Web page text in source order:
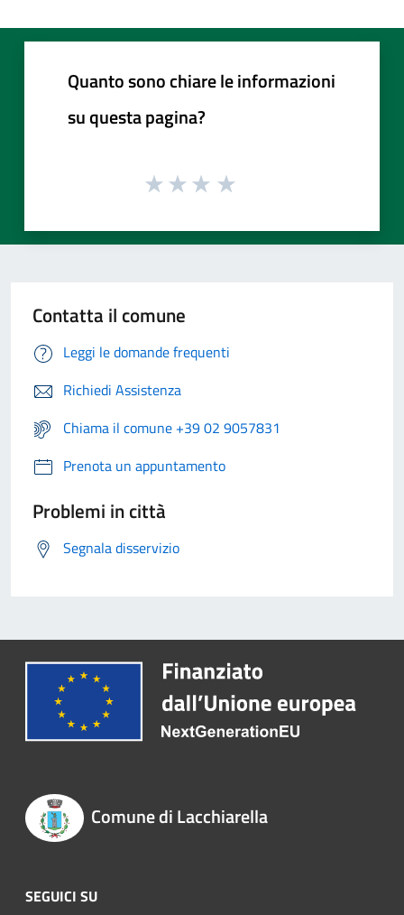
Quanto sono chiare le informazioni
su questa pagina?
Contatta il comune
Leggi le domande frequenti
Richiedi Assistenza
Chiama il comune +39 02 9057831
Prenota un appuntamento
Problemi in città
Segnala disservizio
Comune di Lacchiarella
SEGUICI SU